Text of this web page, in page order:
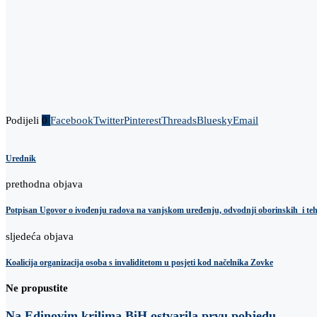
Podijeli 0 FacebookTwitterPinterestThreadsBlueskyEmail
Urednik
prethodna objava
Potpisan Ugovor o ivođenju radova na vanjskom uređenju, odvodnji oborinskih i
sljedeća objava
Koalicija organizacija osoba s invaliditetom u posjeti kod načelnika Zovke
Ne propustite